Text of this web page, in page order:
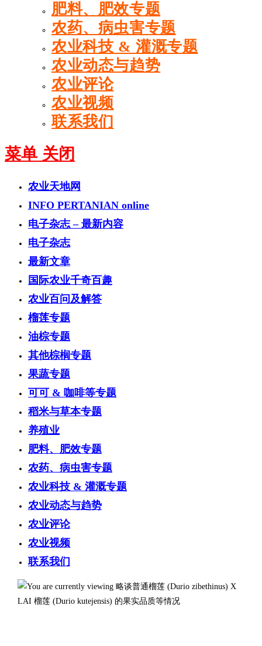
肥料、肥效专题
农药、病虫害专题
农业科技 & 灌溉专题
农业动态与趋势
农业评论
农业视频
联系我们
菜单 关闭
农业天地网
INFO PERTANIAN online
电子杂志 – 最新内容
电子杂志
最新文章
国际农业千奇百趣
农业百问及解答
榴莲专题
油棕专题
其他棕榈专题
果蔬专题
可可 & 咖啡等专题
稻米与草本专题
养殖业
肥料、肥效专题
农药、病虫害专题
农业科技 & 灌溉专题
农业动态与趋势
农业评论
农业视频
联系我们